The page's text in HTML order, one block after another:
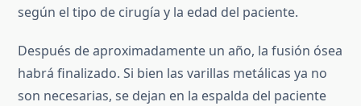
según el tipo de cirugía y la edad del paciente.
Después de aproximadamente un año, la fusión ósea
habrá finalizado. Si bien las varillas metálicas ya no
son necesarias, se dejan en la espalda del paciente